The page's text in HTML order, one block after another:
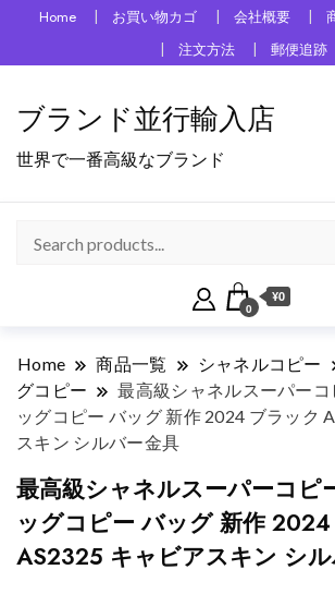
Home お買い物カゴ 会社概要
注文方法
郵便追跡
ブランド並行輸入店
世界で一番高級なブランド
0
¥0
Home 商品一覧 シャネルコピー
グコピー
最高級シャネルスーパー
ッグコピー バッグ 新作 2024 ブラック
スキン シルバー金具
最高級シャネルスーパーコピ
ッグコピー バッグ 新作
AS2325 キャビアスキン シ